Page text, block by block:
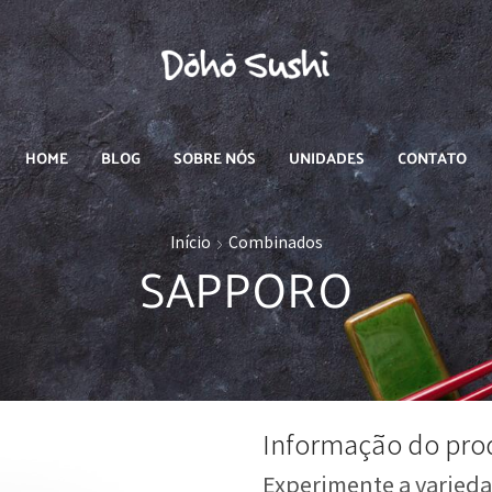
Doho Sushi: A Tradição e o Sabor que Você Merece
HOME BLOG SOBRE NÓS UNIDADES CONTATO
Início Combinados
SAPPORO
Informação do
Experimente a